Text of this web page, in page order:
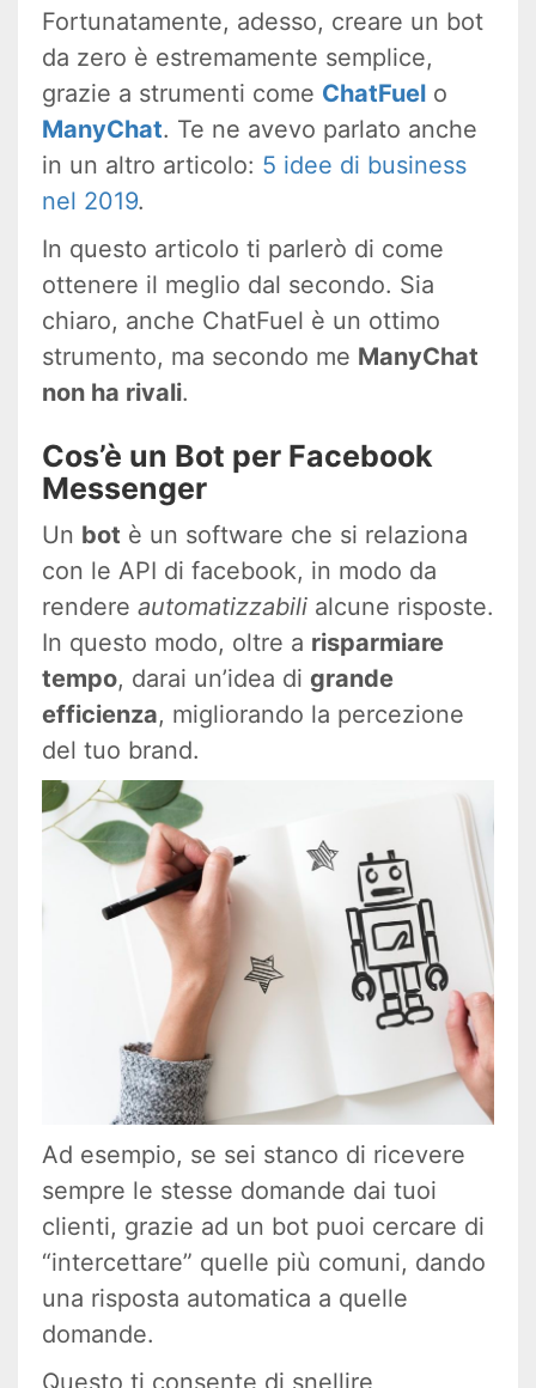
Fortunatamente, adesso, creare un bot
da zero è estremamente semplice,
grazie a strumenti come ChatFuel o
ManyChat. Te ne avevo parlato anche
in un altro articolo: 5 idee di business
nel 2019.
In questo articolo ti parlerò di come
ottenere il meglio dal secondo. Sia
chiaro, anche ChatFuel è un ottimo
strumento, ma secondo me ManyChat
non ha rivali.
Cos’è un Bot per Facebook
Messenger
Un bot è un software che si relaziona
con le API di facebook, in modo da
rendere automatizzabili alcune risposte.
In questo modo, oltre a risparmiare
tempo, darai un’idea di grande
efficienza, migliorando la percezione
del tuo brand.
Ad esempio, se sei stanco di ricevere
sempre le stesse domande dai tuoi
clienti, grazie ad un bot puoi cercare di
“intercettare” quelle più comuni, dando
una risposta automatica a quelle
domande.
Questo ti consente di snellire